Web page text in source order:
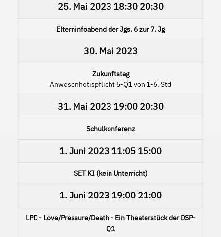
25. Mai 2023 18:30 20:30
Elterninfoabend der Jgs. 6 zur 7. Jg
30. Mai 2023
Zukunftstag
Anwesenhetispflicht 5-Q1 von 1-6. Std
31. Mai 2023 19:00 20:30
Schulkonferenz
1. Juni 2023 11:05 15:00
SET KI (kein Unterricht)
1. Juni 2023 19:00 21:00
LPD - Love/Pressure/Death - Ein Theaterstück der DSP-
Q1